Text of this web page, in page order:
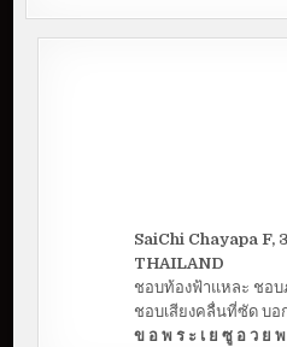
SaiChi Chayapa F,
THAILAND
ชอบท้องฟ้าแหละ ชอบ
ชอบเสียงคลื่นที่ซัด บอ
ข อ พ ร ะ เ ย ซู อ ว ย